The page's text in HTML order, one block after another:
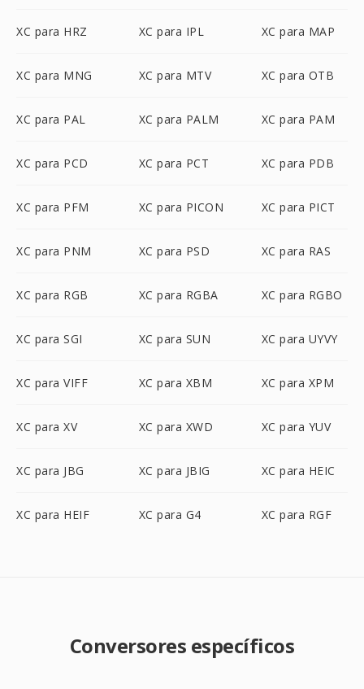
XC para HRZ XC para IPL XC para MAP
XC para MNG XC para MTV XC para OTB
XC para PAL XC para PALM XC para PAM
XC para PCD XC para PCT XC para PDB
XC para PFM XC para PICON XC para PICT
XC para PNM XC para PSD XC para RAS
XC para RGB XC para RGBA XC para RGBO
XC para SGI XC para SUN XC para UYVY
XC para VIFF XC para XBM XC para XPM
XC para XV XC para XWD XC para YUV
XC para JBG XC para JBIG XC para HEIC
XC para HEIF XC para G4 XC para RGF
Conversores específicos